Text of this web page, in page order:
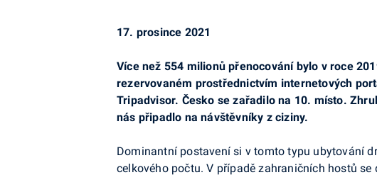
17. prosince 2021
Více než 554 milionů přenocování bylo v roce
rezervovaném prostřednictvím internetových
Tripadvisor. Česko se zařadilo na 10. místo.
nás připadlo na návštěvníky z ciziny.
Dominantní postavení si v tomto typu ubytování
celkového počtu. V případě zahraničních hostů